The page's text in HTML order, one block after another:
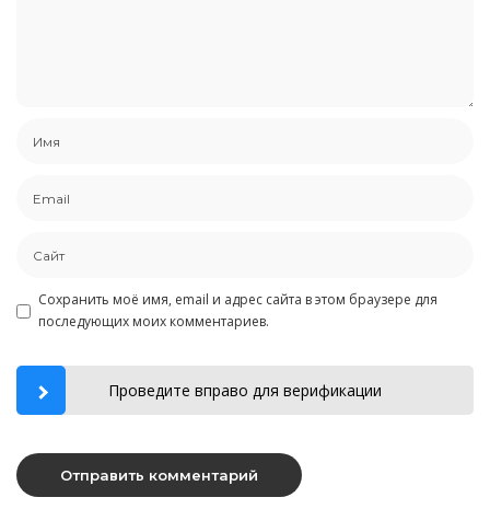
Сохранить моё имя, email и адрес сайта в этом браузере для
последующих моих комментариев.
Проведите вправо для верификации